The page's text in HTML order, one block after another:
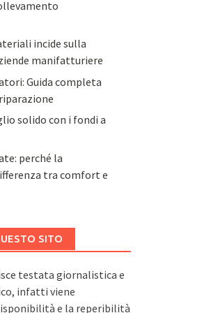
incide sulla
manifatturiere
Guida completa
solido con i fondi a
perché la
tra comfort e
SITO
testata giornalistica e
infatti viene
e la reperibilità